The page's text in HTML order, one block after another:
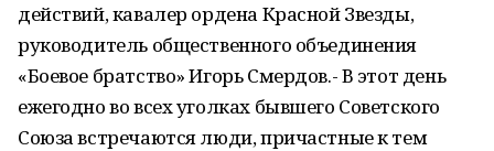
действий, кавалер ордена Красной Звезды,
руководитель общественного объединения
«Боевое братство» Игорь Смердов.- В этот день
ежегодно во всех уголках бывшего Советского
Союза встречаются люди, причастные к тем